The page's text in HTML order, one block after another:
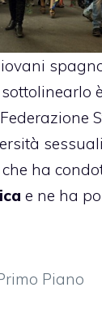
sessuali
ha
e ne ha
Piano